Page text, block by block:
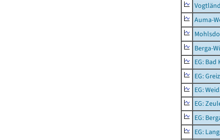
Auma-
Berga-
EG:
EG:
EG:
EG:
EG:
EG: